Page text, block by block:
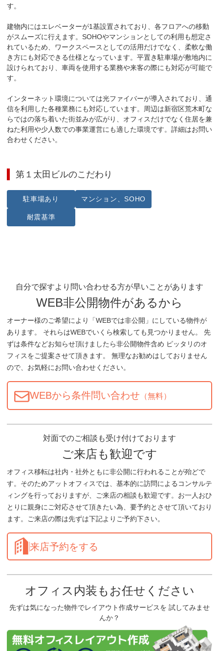
す。
建物内にはエレベーターが1基設置されており、各フロアへの移動
がスムーズに行えます。SOHOやマンションとしての利用も想定さ
れているため、ワークスペースとしての活用だけでなく、柔軟な働
き方にも対応できる仕様となっています。平置き駐車場が敷地内に
設けられており、車両を使用する業務や来客の際にも対応が可能で
す。
インターネット環境については光ファイバーが導入されており、通
信を利用した各種業務にも対応しています。周辺は新宿区荒木町な
らではの落ち着いた街並みが広がり、オフィスだけでなく住居を兼
ねた利用や少人数での事業運営にも適した環境です。詳細はお問い
合わせください。
第１太田ビルのこだわり
駐車場あり マンション、SOHO
耐震基準
自分で探すより問い合わせる方が早いことがあります
WEB非公開物件があるから
オーナー様のご希望により「WEBでは非公開」にしている物件が
あります。 それらはWEBでいくら検索しても見つかりません。 先
ずは条件などお知らせ頂けましたら非公開物件含め ピッタリのオ
フィスをご提案させて頂きます。 無理なお勧めはしておりません
ので、お気軽にお問い合わせください。
WEBから条件問い合わせ （無料）
対面でのご相談も受け付けております
ご来店も歓迎です
オフィス移転は社内・社外ともに非公開に行われることが殆どで
す。そのためアットオフィスでは、基本的に訪問によるコンサルテ
ィングを行っておりますが、ご来店の相談も歓迎です。お一人おひ
とりに親身にご対応させて頂きたい為、要予約とさせて頂いており
ます。ご来店の際は先ずは下記よりご予約下さい。
来店予約をする
オフィス内装もお任せください
先ずは気になった物件でレイアウト作成サービスを 試してみませ
んか？